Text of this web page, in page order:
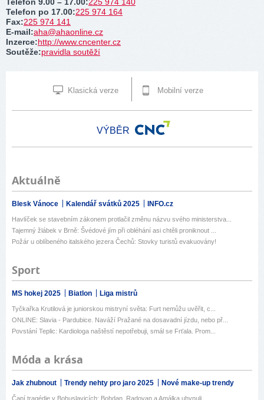
Telefon po 17.00:225 974 164
Fax:225 974 141
E-mail:aha@ahaonline.cz
Inzerce:http://www.cncenter.cz
Soutěže:pravidla soutěží
Klasická verze Mobilní verze
VÝBĚR
Aktuálně
Blesk Vánoce Kalendář svátků 2025 INFO.cz
Havlíček se stavebním zákonem protlačil změnu názvu svého ministerstva...
Tajemný žlábek v Brně: Švédové jím při obléhání asi chtěli proniknout ...
Požár u oblíbeného italského jezera Čechů: Stovky turistů evakuovány!
Sport
MS hokej 2025 Biatlon Liga mistrů
Tyčkařka Krutilová je juniorskou mistryní světa: Furt nemůžu uvěřit, c...
ONLINE: Slavia - Pardubice. Naváží Pražané na dosavadní jízdu, nebo př...
Povstání Teplic: Kardiologa naštěstí nepotřebuji, smál se Frťala. Prom...
Móda a krása
Jak zhubnout Trendy nehty pro jaro 2025 Nové make-up trendy
Čapí tragédie v Bohuslavicích: Bohdan, Radovan a Amálka uhynuli